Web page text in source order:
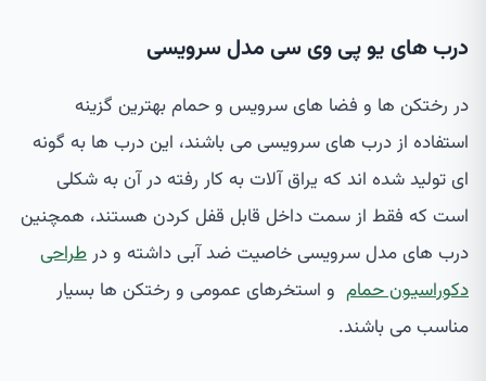
درب های یو پی وی سی مدل سرویسی
در رختکن ها و فضا های سرویس و حمام بهترین گزینه
استفاده از درب های سرویسی می باشند، این درب ها به گونه
ای تولید شده اند که یراق آلات به کار رفته در آن به شکلی
است که فقط از سمت داخل قابل قفل کردن هستند، همچنین
درب های مدل سرویسی خاصیت ضد آبی داشته و در طراحی
دکوراسیون حمام و استخرهای عمومی و رختکن ها بسیار
مناسب می باشند.